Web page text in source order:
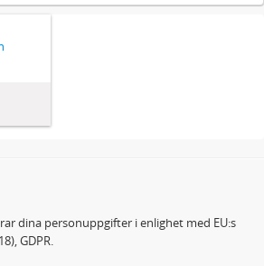
dina personuppgifter i enlighet med EU:s
GDPR.